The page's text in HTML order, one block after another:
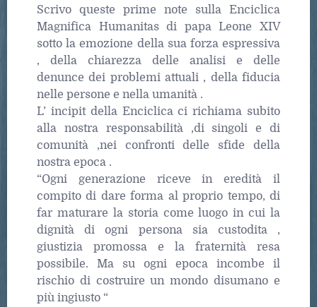
Scrivo queste prime note sulla Enciclica
Magnifica Humanitas di papa Leone XIV
sotto la emozione della sua forza espressiva
, della chiarezza delle analisi e delle
denunce dei problemi attuali , della fiducia
nelle persone e nella umanità .
L’ incipit della Enciclica ci richiama subito
alla nostra responsabilità ,di singoli e di
comunità ,nei confronti delle sfide della
nostra epoca .
“Ogni generazione riceve in eredità il
compito di dare forma al proprio tempo, di
far maturare la storia come luogo in cui la
dignità di ogni persona sia custodita ,
giustizia promossa e la fraternità resa
possibile. Ma su ogni epoca incombe il
rischio di costruire un mondo disumano e
più ingiusto “